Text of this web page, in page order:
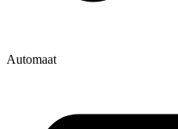
Automaat